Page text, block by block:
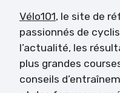
Vélo101, le site de
passionnés de
l’actualité, les
plus grandes
conseils